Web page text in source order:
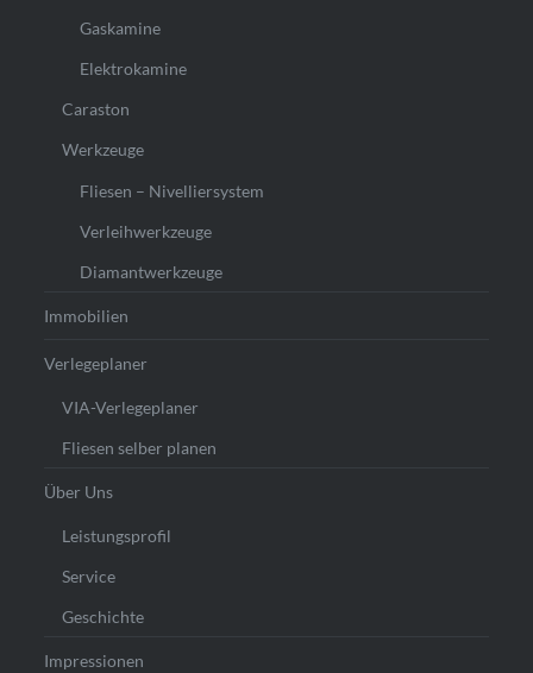
Gaskamine
Elektrokamine
Caraston
Werkzeuge
Fliesen – Nivelliersystem
Verleihwerkzeuge
Diamantwerkzeuge
Immobilien
Verlegeplaner
VIA-Verlegeplaner
Fliesen selber planen
Über Uns
Leistungsprofil
Service
Geschichte
Impressionen